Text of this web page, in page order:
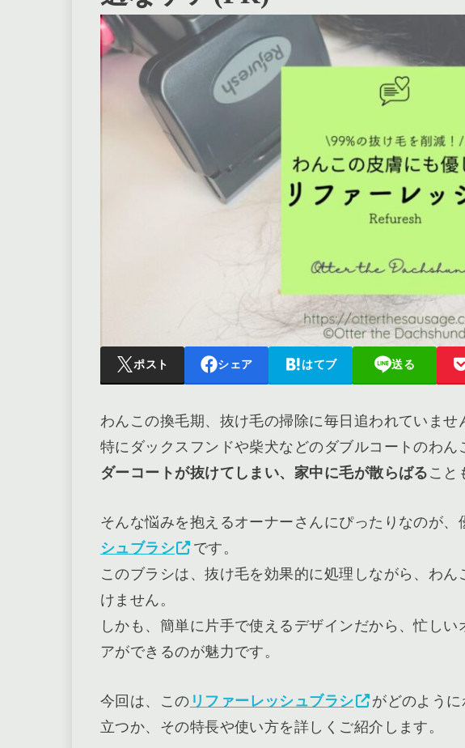
ポスト シェア はてブ 送る
わんこの換毛期、抜け毛の掃除に毎日追われていませ
特にダックスフンドや柴犬などのダブルコートのわん
ダーコートが抜けてしまい、家中に毛が散らばる こと
そんな悩みを抱えるオーナーさんにぴったりなのが、
シュブラシ
です。
このブラシは、抜け毛を効果的に処理しながら、わ
けません。
しかも、簡単に片手で使えるデザインだから、忙し
アができるのが魅力です。
今回は、この リファーレッシュブラシ
がどのよう
立つか、その特長や使い方を詳しくご紹介します。